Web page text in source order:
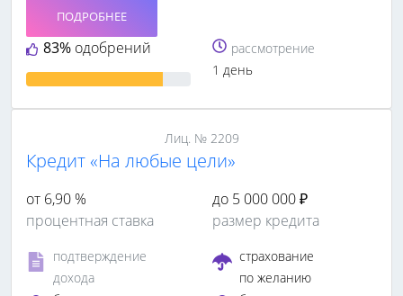
83% одобрений
ПОДРОБНЕЕ
рассмотрение
1 день
Лиц. № 2209
Кредит «На любые цели»
от 6,90 %
процентная ставка
до 5 000 000 ₽
размер кредита
подтверждение
дохода
страхование
по желанию